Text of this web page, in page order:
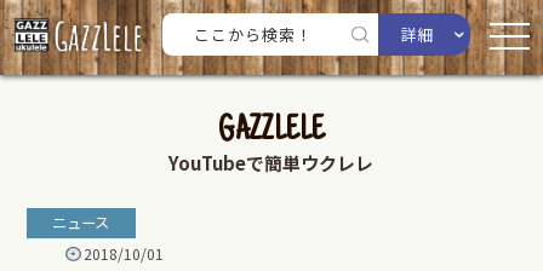
詳細
GAZZLELE
YouTubeで簡単ウクレレ
ニュース
2018/10/01